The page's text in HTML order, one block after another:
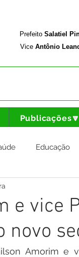
Prefeito Salatiel
Vice Antônio
Publicações🔽
Educação
Esporte e Lazer
Comemorativas
e vice
novo
Amorim e